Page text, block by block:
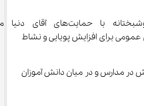
وی با بیان اینکه اگر بخواهیم تغییری در نظام تعلیم و
انسانی و شکوفایی استعدادیابی‌های ورزشی باشد و هم ورزش عمومی برای افزایش پویایی و نشاط
به ورزش در مدارس و در میان دانش آموزان